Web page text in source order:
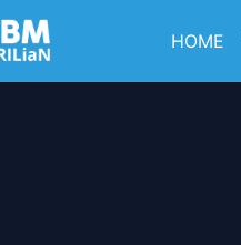
HOME